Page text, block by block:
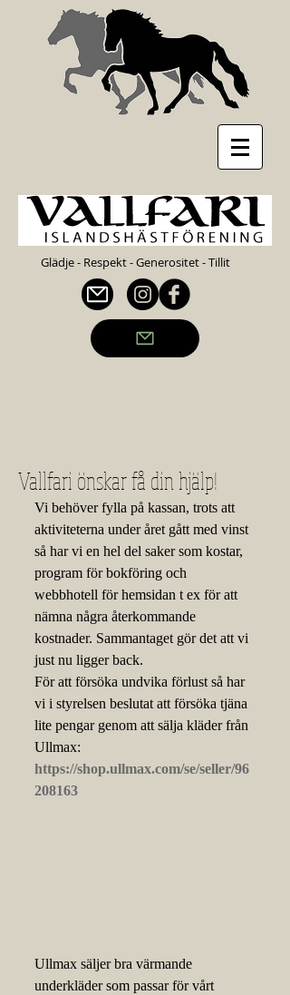
Glädje - Respekt - Generositet - Tillit
Vallfari önskar få din hjälp!
Vi behöver fylla på kassan, trots att
aktiviteterna under året gått med vinst
så har vi en hel del saker som kostar,
program för bokföring och
webbhotell för hemsidan t ex för att
nämna några återkommande
kostnader. Sammantaget gör det att vi
just nu ligger back.
För att försöka undvika förlust så har
vi i styrelsen beslutat att försöka tjäna
lite pengar genom att sälja kläder från
Ullmax:
https://shop.ullmax.com/se/seller/96
208163
Ullmax säljer bra värmande
underkläder som passar för vårt